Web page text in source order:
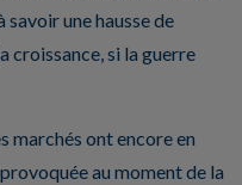
savoir une hausse de
croissance, si la guerre
marchés ont encore en
au moment de la